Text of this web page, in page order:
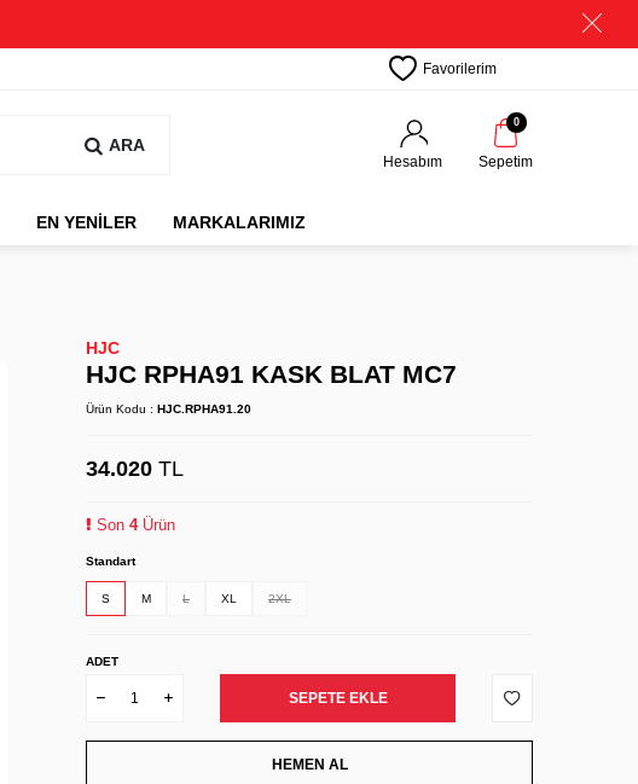
Favorilerim
ARA
Hesabım
0
Sepetim
EN YENİLER MARKALARIMIZ
HJC
HJC RPHA91 KASK BLAT MC7
Ürün Kodu : HJC.RPHA91.20
34.020 TL
Son 4Ürün
Standart
S M L XL 2XL
ADET
SEPETE EKLE
HEMEN AL